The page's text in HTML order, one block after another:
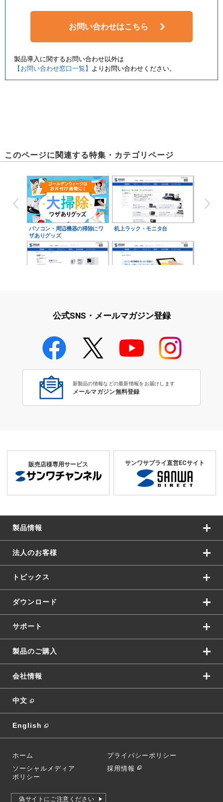
お問い合わせはこちら
製品導入に関するお問い合わせ以外は
【お問い合わせ窓口一覧】
よりお問い合わせください。
このページに関連する特集・カテゴリページ
パソコン・周辺機器の掃除にワ
ザありグッズ
机上ラック・モニタ台
iPad mini 3 対応クリーナー
公式SNS・メールマガジン登録
新製品の情報などの最新情報をお届けします
メールマガジン無料登録
販売店様専用サービス サンワサプライ直営ECサイト
製品情報
法人のお客様
トピックス
ダウンロード
サポート
製品のご購入
会社情報
中文
English
ホーム
プライバシーポリシー
ソーシャルメディア
ポリシー
採用情報
偽サイトにご注意ください